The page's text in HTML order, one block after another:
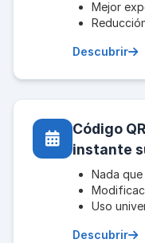
Mejor
Descubrir
Código
instante
Nada que
Uso
Descubrir